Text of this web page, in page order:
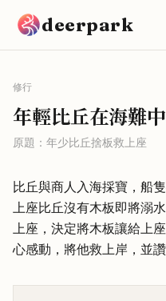
deerpark
修行
年輕比丘在海難
原題： 年少比丘捨板救上座
比丘與商人入海採寶，船
上座比丘沒有木板即將溺
上座，決定將木板讓給上
心感動，將他救上岸，並